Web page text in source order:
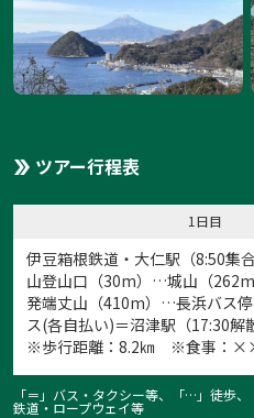
ツアー行程表
1日目
伊豆箱根鉄道・大仁駅（8:50集
山登山口（30m）…城山（
発端丈山（410m）…長浜バス
ス(各自払い)＝沼津駅（17:30解
※歩行距離：8.2㎞ ※食事：
「＝」バス・タクシー等、「…」徒歩
鉄道・ロープウェイ等